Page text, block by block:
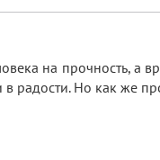
на прочность, а
радости. Но как же